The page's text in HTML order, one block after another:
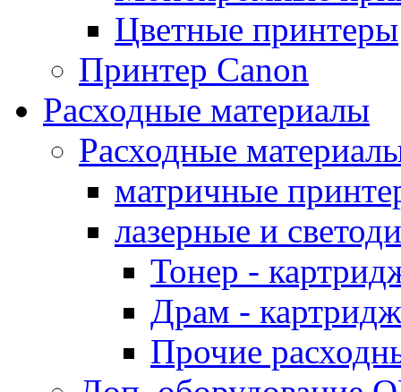
Цветные принтеры
Принтер Canon
Расходные материалы
Расходные
матричные
лазерные и
Тонер -
Драм -
Прочие